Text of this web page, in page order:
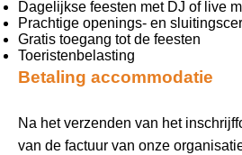
Dagelijkse feesten met DJ of live
Prachtige openings- en
Gratis toegang tot de feesten
Toeristenbelasting
Betaling accommodatie
Na het verzenden van het
van de factuur van onze